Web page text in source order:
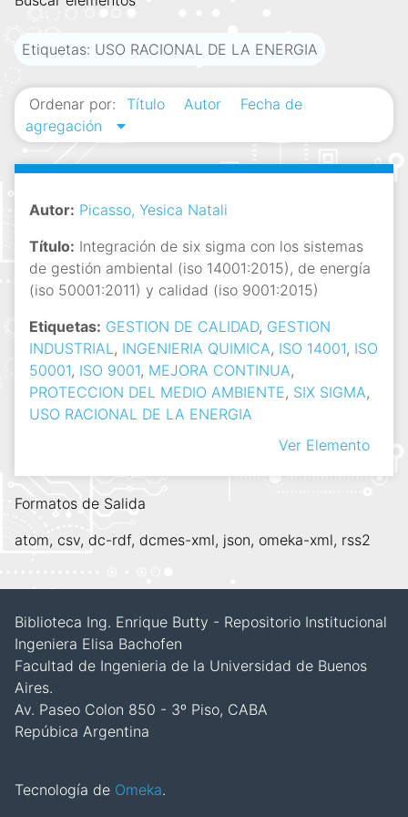
Etiquetas: USO RACIONAL DE LA ENERGIA
Ordenar por: Título Autor
Fecha de
agregación
Autor: Picasso, Yesica Natali
Título: Integración de six sigma con los sistemas
de gestión ambiental (iso 14001:2015), de energía
(iso 50001:2011) y calidad (iso 9001:2015)
Etiquetas: GESTION DE CALIDAD, GESTION
INDUSTRIAL, INGENIERIA QUIMICA, ISO 14001, ISO
50001, ISO 9001, MEJORA CONTINUA,
PROTECCION DEL MEDIO AMBIENTE, SIX SIGMA,
USO RACIONAL DE LA ENERGIA
Ver Elemento
Formatos de Salida
atom, csv, dc-rdf, dcmes-xml, json, omeka-xml, rss2
Biblioteca Ing. Enrique Butty - Repositorio Institucional
Ingeniera Elisa Bachofen
Facultad de Ingenieria de la Universidad de Buenos
Aires.
Av. Paseo Colon 850 - 3º Piso, CABA
Repúbica Argentina
Tecnología de Omeka.